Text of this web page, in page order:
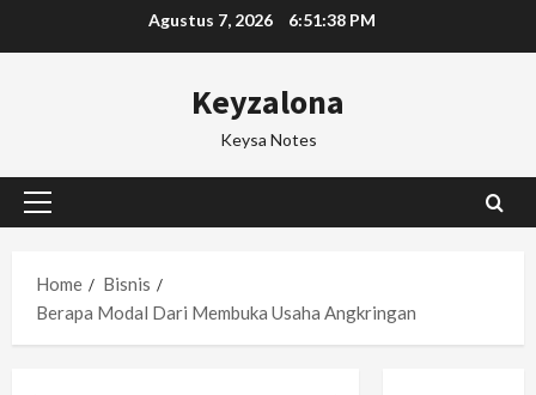
Agustus 7, 2026 6:51:38 PM
Keyzalona
Keysa Notes
Primary
Home
Bisnis
Berapa Modal Dari Membuka Usaha Angkringan